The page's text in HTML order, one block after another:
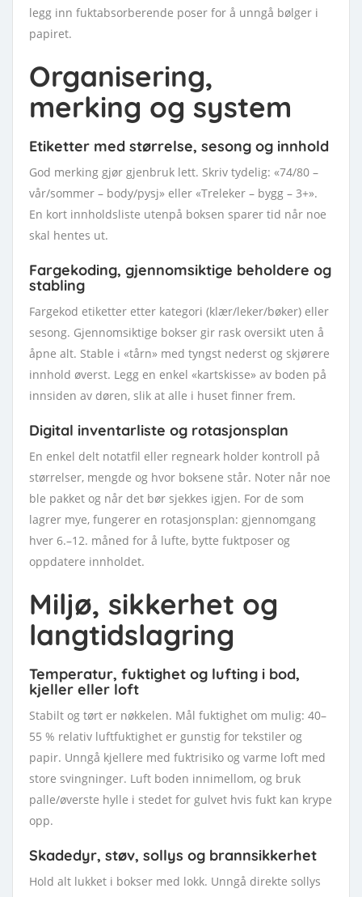
legg inn fuktabsorberende poser for å unngå bølger i
papiret.
Organisering,
merking og system
Etiketter med størrelse, sesong og innhold
God merking gjør gjenbruk lett. Skriv tydelig: «74/80 –
vår/sommer – body/pysj» eller «Treleker – bygg – 3+».
En kort innholdsliste utenpå boksen sparer tid når noe
skal hentes ut.
Fargekoding, gjennomsiktige beholdere og
stabling
Fargekod etiketter etter kategori (klær/leker/bøker) eller
sesong. Gjennomsiktige bokser gir rask oversikt uten å
åpne alt. Stable i «tårn» med tyngst nederst og skjørere
innhold øverst. Legg en enkel «kartskisse» av boden på
innsiden av døren, slik at alle i huset finner frem.
Digital inventarliste og rotasjonsplan
En enkel delt notatfil eller regneark holder kontroll på
størrelser, mengde og hvor boksene står. Noter når noe
ble pakket og når det bør sjekkes igjen. For de som
lagrer mye, fungerer en rotasjonsplan: gjennomgang
hver 6.–12. måned for å lufte, bytte fuktposer og
oppdatere innholdet.
Miljø, sikkerhet og
langtidslagring
Temperatur, fuktighet og lufting i bod,
kjeller eller loft
Stabilt og tørt er nøkkelen. Mål fuktighet om mulig: 40–
55 % relativ luftfuktighet er gunstig for tekstiler og
papir. Unngå kjellere med fuktrisiko og varme loft med
store svingninger. Luft boden innimellom, og bruk
palle/øverste hylle i stedet for gulvet hvis fukt kan krype
opp.
Skadedyr, støv, sollys og brannsikkerhet
Hold alt lukket i bokser med lokk. Unngå direkte sollys